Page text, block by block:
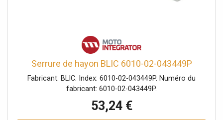
Serrure de hayon BLIC 6010-02-043449P
Fabricant: BLIC. Index: 6010-02-043449P. Numéro du
fabricant: 6010-02-043449P.
53,24 €